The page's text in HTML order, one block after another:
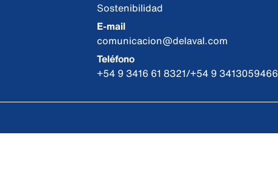
Sostenibilidad
E-mail
comunicacion@delaval.com
Teléfono
+54 9 3416 61 8321/+54 9 3413059466